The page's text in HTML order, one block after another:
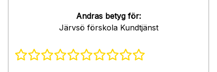
Andras betyg för:
Järvsö förskola Kundtjänst